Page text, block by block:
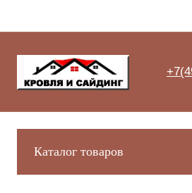
Каталог товаров